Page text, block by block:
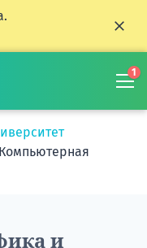
1
Компьютерная
и